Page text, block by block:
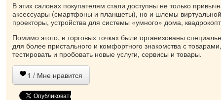
В этих салонах покупателям стали доступны не только
аксессуары (смартфоны и планшеты), но и шлемы
проекторы, устройства для системы «умного» дома,
Помимо этого, в торговых точках были организованы
для более пристального и комфортного знакомства с
тестировать и пробовать новые услуги, сервисы и товары.
1 / Мне нравится